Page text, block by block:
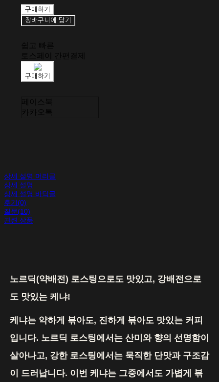
구매하기
장바구니에 담기
쉽고 빠른
토스페이 간편결제
구매하기
페이스북
카카오톡
상세 설명 머리글
상세 설명
상세 설명 바닥글
후기(0)
질문(10)
관련 상품
노르딕(약배전) 로스팅으로도 맛있고, 강배전으로
도 맛있는 케냐!
케냐는 약하게 볶아도, 진하게 볶아도 맛있는 커피
입니다. 노르딕 로스팅에서는 산미와 향의 선명함이
살아나고, 강한 로스팅에서는 묵직한 단맛과 구조감
이 드러납니다. 이번 케냐는 그중에서도 가볍게 볶